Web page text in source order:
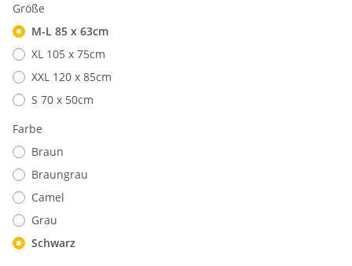
Größe
M-L 85 x 63cm
XL 105 x 75cm
XXL 120 x 85cm
S 70 x 50cm
Farbe
Braun
Braungrau
Camel
Grau
Schwarz